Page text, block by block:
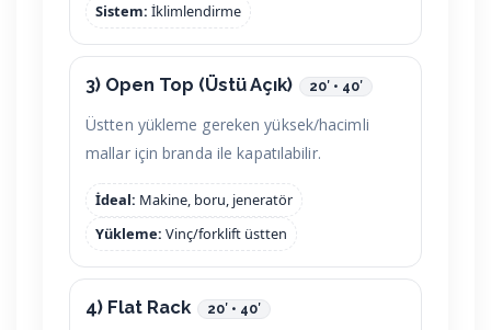
Sistem: İklimlendirme
3) Open Top (Üstü Açık) 20′ • 40′
Üstten yükleme gereken yüksek/hacimli
mallar için branda ile kapatılabilir.
İdeal: Makine, boru, jeneratör
Yükleme: Vinç/forklift üstten
4) Flat Rack 20′ • 40′